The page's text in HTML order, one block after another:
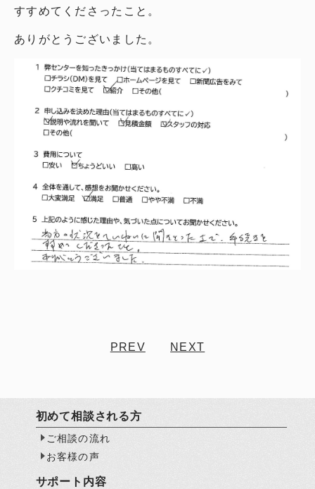
すすめてくださったこと。
ありがとうございました。
PREV NEXT
初めて相談される方
ご相談の流れ
お客様の声
サポート内容